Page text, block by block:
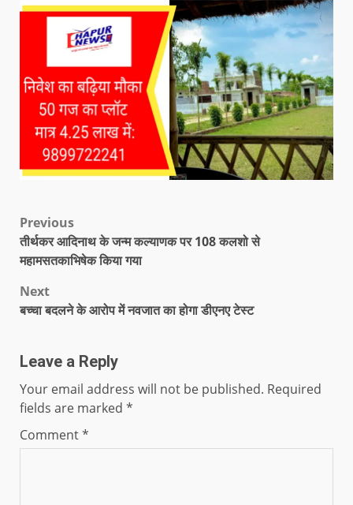
Previous
तीर्थकर आदिनाथ के जन्म कल्याणक पर 108 कलशो से
महामसतकाभिषेक किया गया
Next
बच्चा बदलने के आरोप में नवजात का होगा डीएनए टेस्ट
Leave a Reply
Your email address will not be published. Required
fields are marked *
Comment*